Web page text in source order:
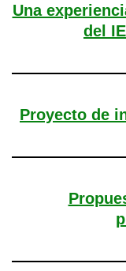
Una
del
Proyecto de